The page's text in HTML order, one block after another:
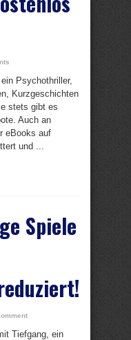
Psychothriller,
Kurzgeschichten
stets gibt es
Auch an
eBooks auf
und ...
Spiele
Tiefgang, ein